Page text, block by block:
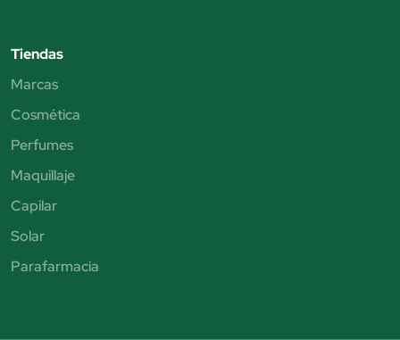
Tiendas
Marcas
Cosmética
Perfumes
Maquillaje
Capilar
Solar
Parafarmacia